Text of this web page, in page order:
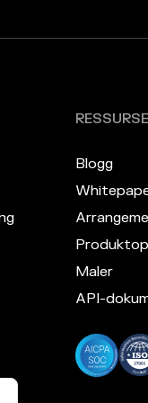
Blogg
Maler
API-